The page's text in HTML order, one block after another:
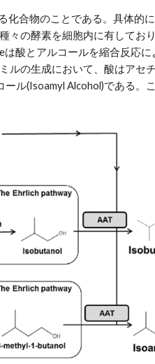
化合物のことである。具体的
々の酵素を細胞内に有してお
酸とアルコールを縮合反応に
ルの生成において、酸はアセ
ル(Isoamyl Alcohol)である。